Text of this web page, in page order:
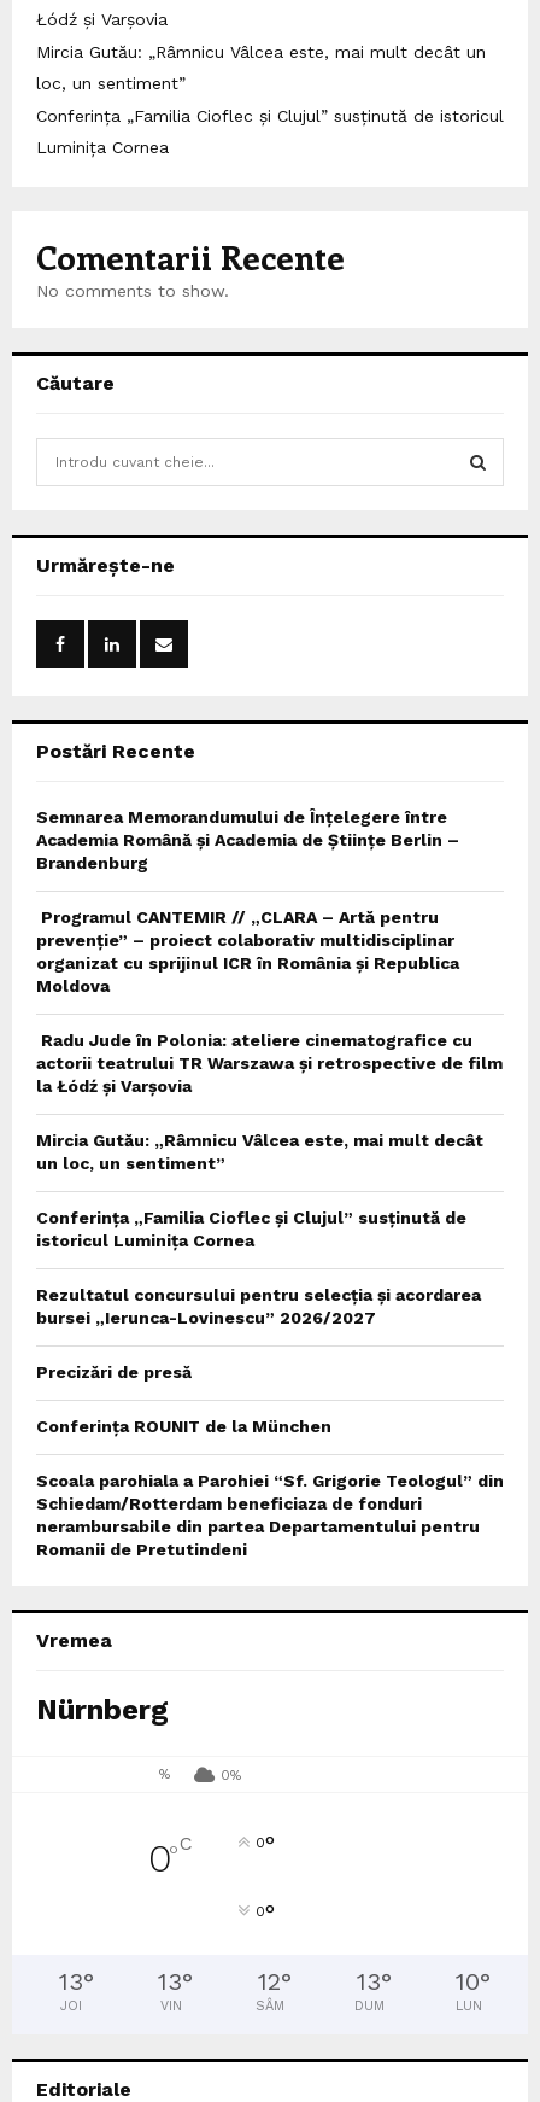
Łódź și Varșovia
Mircia Gutău: „Râmnicu Vâlcea este, mai mult decât un
loc, un sentiment”
Conferința „Familia Cioflec și Clujul” susținută de istoricul
Luminița Cornea
Comentarii Recente
No comments to show.
Căutare
h
Urmărește-ne
Postări Recente
Semnarea Memorandumului de Înțelegere între
Academia Română și Academia de Științe Berlin –
Brandenburg
Programul CANTEMIR // „CLARA – Artă pentru
prevenție” – proiect colaborativ multidisciplinar
organizat cu sprijinul ICR în România și Republica
Moldova
Radu Jude în Polonia: ateliere cinematografice cu
actorii teatrului TR Warszawa și retrospective de film
la Łódź și Varșovia
Mircia Gutău: „Râmnicu Vâlcea este, mai mult decât
un loc, un sentiment”
Conferința „Familia Cioflec și Clujul” susținută de
istoricul Luminița Cornea
Rezultatul concursului pentru selecția și acordarea
bursei „Ierunca-Lovinescu” 2026/2027
Precizări de presă
Conferința ROUNIT de la München
Scoala parohiala a Parohiei “Sf. Grigorie Teologul” din
Schiedam/Rotterdam beneficiaza de fonduri
nerambursabile din partea Departamentului pentru
Romanii de Pretutindeni
Vremea
Nürnberg
% 0%
0°C 0°
0°
13°
JOI
13°
VIN
12°
SÂM
13°
DUM
10°
LUN
Editoriale